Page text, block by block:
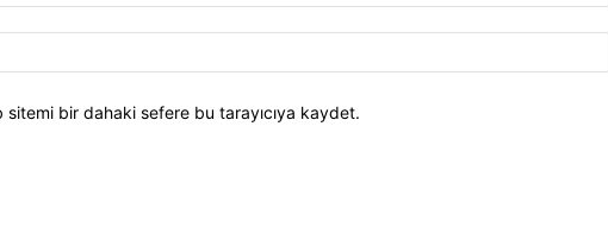
sitemi bir dahaki sefere bu tarayıcıya kaydet.